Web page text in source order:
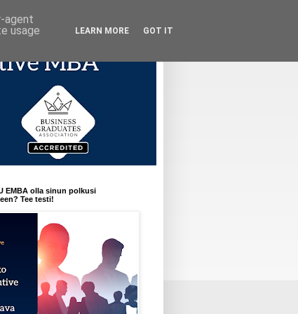
EMBA olla sinun polkusi
Tee testi!
agent
usage
LEARN MORE GOT IT